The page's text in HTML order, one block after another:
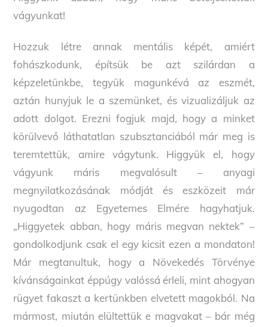
vágyunkat!
Hozzuk létre annak mentális képét, amiért
fohászkodunk, építsük be azt szilárdan a
képzeletünkbe, tegyük magunkévá az eszmét,
aztán hunyjuk le a szemünket, és vizualizáljuk az
adott dolgot. Erezni fogjuk majd, hogy a minket
körülvevő láthatatlan szubsztanciából már meg is
teremtettük, amire vágytunk. Higgyük el, hogy
vágyunk máris megvalósult – anyagi
megnyilatkozásának módját és eszközeit már
nyugodtan az Egyetemes Elmére hagyhatjuk.
„Higgyetek abban, hogy máris megvan nektek” –
gondolkodjunk csak el egy kicsit ezen a mondaton!
Már megtanultuk, hogy a Növekedés Törvénye
kívánságainkat éppúgy valóssá érleli, mint ahogyan
rügyet fakaszt a kertünkben elvetett magokból. Na
mármost, miután elültettük e magvakat – bár még